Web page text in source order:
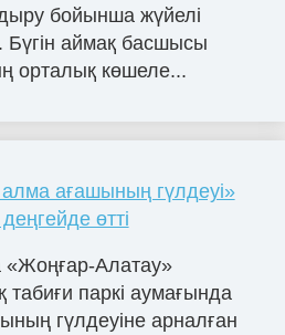
бойынша жүйелі
Бүгін аймақ басшысы
орталық көшеле...
ағашының гүлдеуі»
өтті
«Жоңғар-Алатау»
табиғи паркі аумағында
гүлдеуіне арналған